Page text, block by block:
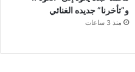
و”تأخرنا” جديده الغنائي
منذ 3 ساعات